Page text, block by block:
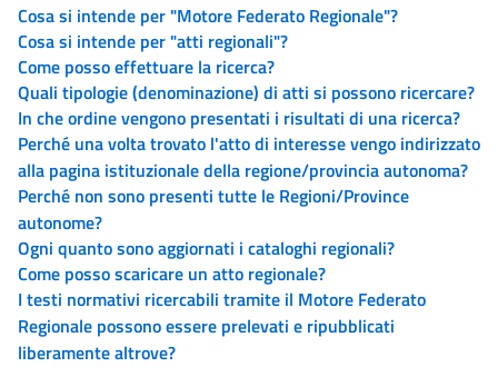
Cosa si intende per "Motore Federato Regionale"?
Cosa si intende per "atti regionali"?
Come posso effettuare la ricerca?
Quali tipologie (denominazione) di atti si possono ricercare?
In che ordine vengono presentati i risultati di una ricerca?
Perché una volta trovato l'atto di interesse vengo indirizzato
alla pagina istituzionale della regione/provincia autonoma?
Perché non sono presenti tutte le Regioni/Province
autonome?
Ogni quanto sono aggiornati i cataloghi regionali?
Come posso scaricare un atto regionale?
I testi normativi ricercabili tramite il Motore Federato
Regionale possono essere prelevati e ripubblicati
liberamente altrove?